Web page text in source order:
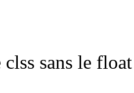
sans le float